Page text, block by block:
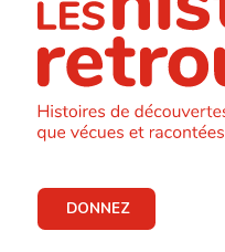
DONNEZ